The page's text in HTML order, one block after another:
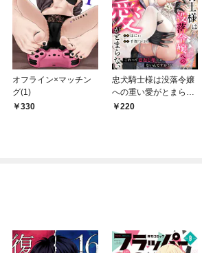
オフライン×マッチン
グ(1)
330
忠犬騎士様は没落令嬢
への重い愛がとまらな
い これって恩返し婚じ
220